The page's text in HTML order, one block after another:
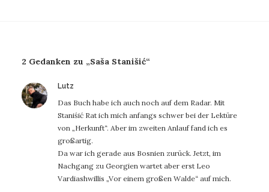
2 Gedanken zu „Saša Stanišić“
Lutz
Das Buch habe ich auch noch auf dem Radar. Mit
Staniśić Rat ich mich anfangs schwer bei der Lektüre
von „Herkunft“. Aber im zweiten Anlauf fand ich es
großartig.
Da war ich gerade aus Bosnien zurück. Jetzt, im
Nachgang zu Georgien wartet aber erst Leo
Vardiashwillis „Vor einem großen Walde“ auf mich.